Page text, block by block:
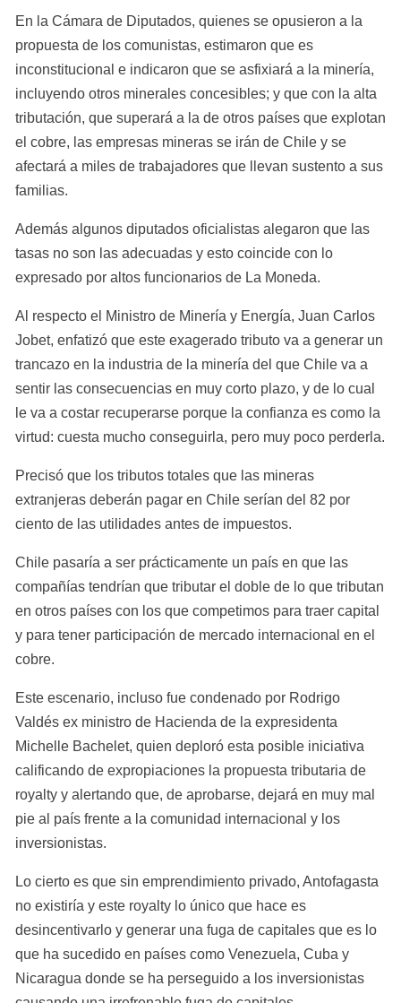
En la Cámara de Diputados, quienes se opusieron a la
propuesta de los comunistas, estimaron que es
inconstitucional e indicaron que se asfixiará a la minería,
incluyendo otros minerales concesibles; y que con la alta
tributación, que superará a la de otros países que explotan
el cobre, las empresas mineras se irán de Chile y se
afectará a miles de trabajadores que llevan sustento a sus
familias.
Además algunos diputados oficialistas alegaron que las
tasas no son las adecuadas y esto coincide con lo
expresado por altos funcionarios de La Moneda.
Al respecto el Ministro de Minería y Energía, Juan Carlos
Jobet, enfatizó que este exagerado tributo va a generar un
trancazo en la industria de la minería del que Chile va a
sentir las consecuencias en muy corto plazo, y de lo cual
le va a costar recuperarse porque la confianza es como la
virtud: cuesta mucho conseguirla, pero muy poco perderla.
Precisó que los tributos totales que las mineras
extranjeras deberán pagar en Chile serían del 82 por
ciento de las utilidades antes de impuestos.
Chile pasaría a ser prácticamente un país en que las
compañías tendrían que tributar el doble de lo que tributan
en otros países con los que competimos para traer capital
y para tener participación de mercado internacional en el
cobre.
Este escenario, incluso fue condenado por Rodrigo
Valdés ex ministro de Hacienda de la expresidenta
Michelle Bachelet, quien deploró esta posible iniciativa
calificando de expropiaciones la propuesta tributaria de
royalty y alertando que, de aprobarse, dejará en muy mal
pie al país frente a la comunidad internacional y los
inversionistas.
Lo cierto es que sin emprendimiento privado, Antofagasta
no existiría y este royalty lo único que hace es
desincentivarlo y generar una fuga de capitales que es lo
que ha sucedido en países como Venezuela, Cuba y
Nicaragua donde se ha perseguido a los inversionistas